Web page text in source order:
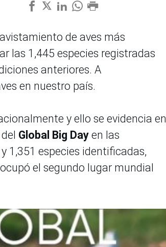
de aves más
las 1,445 especies registradas
anteriores. A
en nuestro país.
y ello se evidencia en
Global Big Day en las
1,351 especies identificadas,
el segundo lugar mundial